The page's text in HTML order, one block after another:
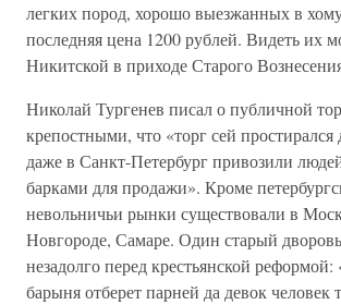
легких пород, хорошо выезжанных в
последняя цена 1200 рублей. Видеть их
Никитской в приходе Старого
Николай Тургенев писал о публичной
крепостными, что «торг сей простирался
даже в Санкт-Петербург привозили
барками для продажи». Кроме
невольничьи рынки существовали в
Новгороде, Самаре. Один старый
незадолго перед крестьянской
барыня отберет парней да девок человек